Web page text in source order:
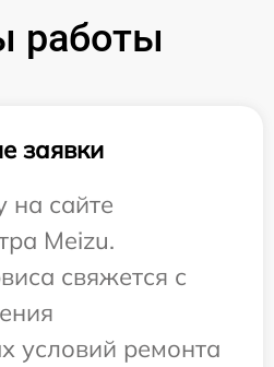
работы
заявки
на сайте
Meizu.
свяжется с
условий ремонта